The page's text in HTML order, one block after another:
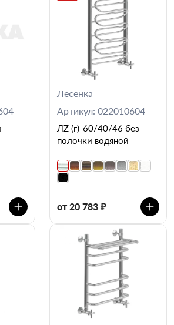
Лесенка
Артикул: 022010604
ЛZ (г)-60/40/46 без
полочки водяной
от 20 783 ₽